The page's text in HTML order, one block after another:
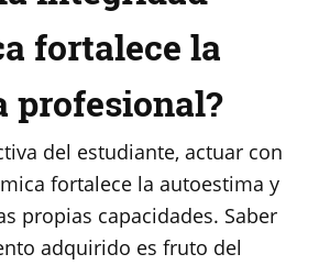
fortalece la
profesional?
del estudiante, actuar con
fortalece la autoestima y
propias capacidades. Saber
adquirido es fruto del